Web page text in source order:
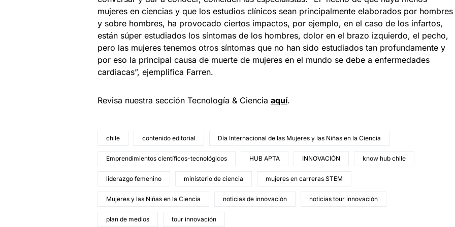
mujeres en ciencias y que los estudios clínicos sean principalmente elaborados por hombres
y sobre hombres, ha provocado ciertos impactos, por ejemplo, en el caso de los infartos,
están súper estudiados los síntomas de los hombres, dolor en el brazo izquierdo, el pecho,
pero las mujeres tenemos otros síntomas que no han sido estudiados tan profundamente y
por eso la principal causa de muerte de mujeres en el mundo se debe a enfermedades
cardiacas”, ejemplifica Farren.
Revisa nuestra sección Tecnología & Ciencia aquí.
chile contenido editorial Día Internacional de las Mujeres y las Niñas en la Ciencia
Emprendimientos científicos-tecnológicos HUB APTA INNOVACIÓN know hub chile
liderazgo femenino ministerio de ciencia mujeres en carreras STEM
Mujeres y las Niñas en la Ciencia noticias de innovación noticias tour innovación
plan de medios tour innovación